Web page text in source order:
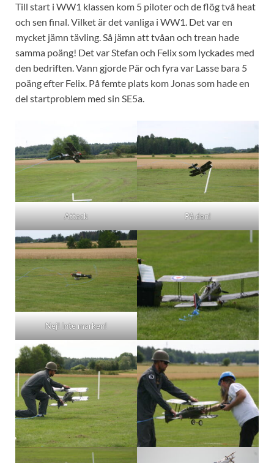
Till start i WW1 klassen kom 5 piloter och de flög två heat
och sen final. Vilket är det vanliga i WW1. Det var en
mycket jämn tävling. Så jämn att tvåan och trean hade
samma poäng! Det var Stefan och Felix som lyckades med
den bedriften. Vann gjorde Pär och fyra var Lasse bara 5
poäng efter Felix. På femte plats kom Jonas som hade en
del startproblem med sin SE5a.
Attack På den!
Nej! Inte marken!